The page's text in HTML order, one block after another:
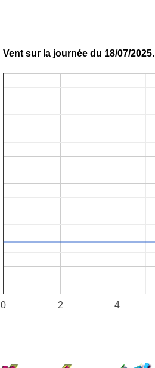
Vent sur la journée du 18/07/
0 2 4